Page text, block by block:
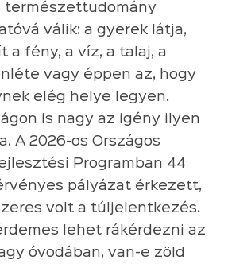
természettudomány
válik: a gyerek látja,
a fény, a víz, a talaj, a
vagy éppen az, hogy
elég helye legyen.
is nagy az igény ilyen
A 2026-os Országos
Programban 44
pályázat érkezett,
volt a túljelentkezés.
lehet rákérdezni az
óvodában, van-e zöld